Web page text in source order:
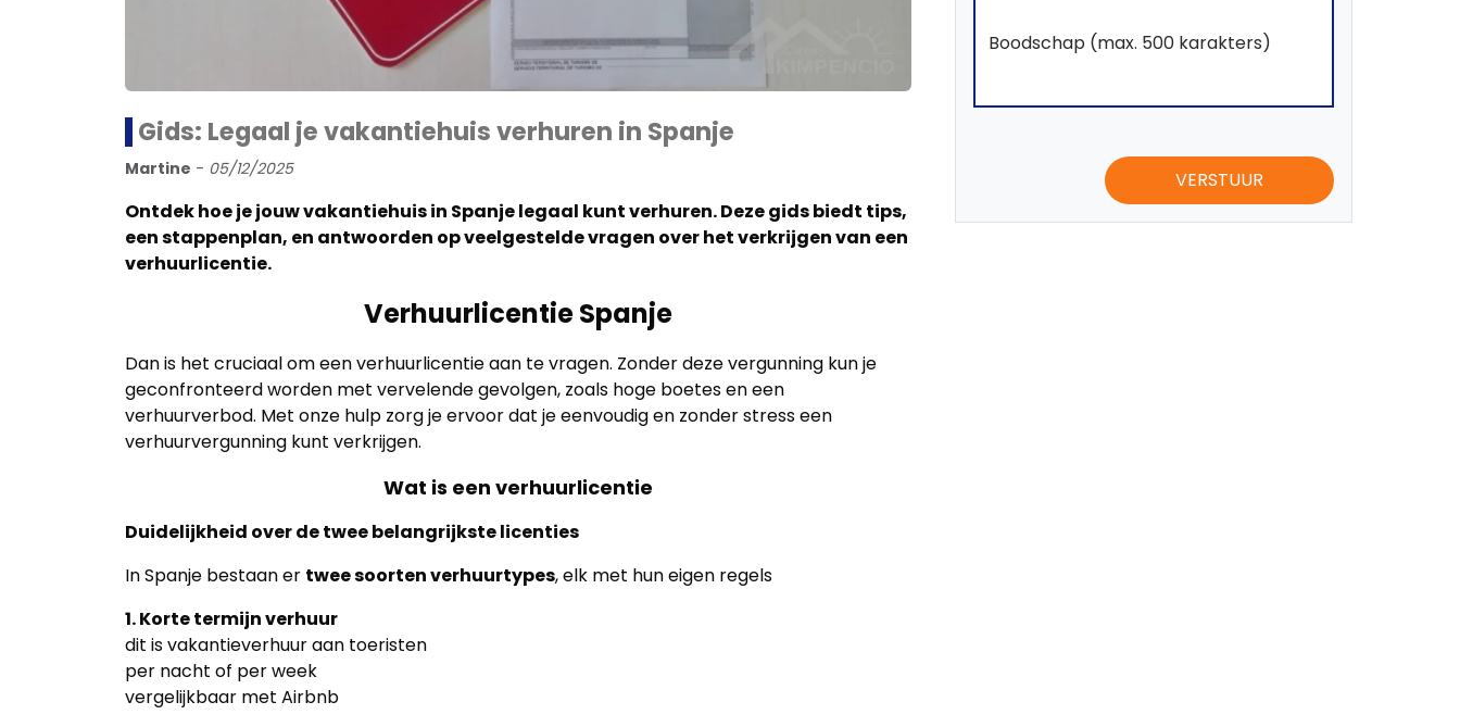
Gids: Legaal je vakantiehuis verhuren in Spanje
Martine - 05/12/2025
Ontdek hoe je jouw vakantiehuis in Spanje legaal kunt verhuren. Deze gids biedt tips,
een stappenplan, en antwoorden op veelgestelde vragen over het verkrijgen van een
verhuurlicentie.
Verhuurlicentie Spanje
Dan is het cruciaal om een verhuurlicentie aan te vragen. Zonder deze vergunning kun je
geconfronteerd worden met vervelende gevolgen, zoals hoge boetes en een
verhuurverbod. Met onze hulp zorg je ervoor dat je eenvoudig en zonder stress een
verhuurvergunning kunt verkrijgen.
Wat is een verhuurlicentie
Duidelijkheid over de twee belangrijkste licenties
In Spanje bestaan er twee soorten verhuurtypes, elk met hun eigen regels
1. Korte termijn verhuur
dit is vakantieverhuur aan toeristen
per nacht of per week
vergelijkbaar met Airbnb
VERSTUUR